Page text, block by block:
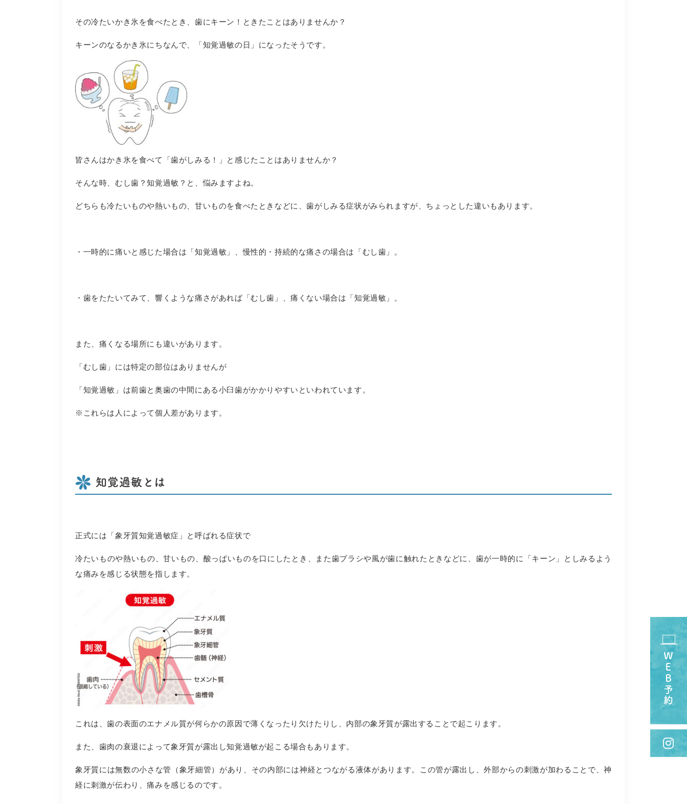
ＷＥＢ予約
その冷たいかき氷を食べたとき、歯にキーン！ときたことはありませんか？
キーンのなるかき氷にちなんで、「知覚過敏の日」になったそうです。
皆さんはかき氷を食べて「歯がしみる！」と感じたことはありませんか？
そんな時、むし歯？知覚過敏？と、悩みますよね。
どちらも冷たいものや熱いもの、甘いものを食べたときなどに、歯がしみる症状がみられますが、ちょっとした違いもあります。
・一時的に痛いと感じた場合は「知覚過敏」、慢性的・持続的な痛さの場合は「むし歯」。
・歯をたたいてみて、響くような痛さがあれば「むし歯」、痛くない場合は「知覚過敏」。
また、痛くなる場所にも違いがあります。
「むし歯」には特定の部位はありませんが
「知覚過敏」は前歯と奥歯の中間にある小臼歯がかかりやすいといわれています。
※これらは人によって個人差があります。
知覚過敏とは
正式には「象牙質知覚過敏症」と呼ばれる症状で
冷たいものや熱いもの、甘いもの、酸っぱいものを口にしたとき、また歯ブラシや風が歯に触れたときなどに、歯が一時的に「キーン」としみるよう
な痛みを感じる状態を指します。
これは、歯の表面のエナメル質が何らかの原因で薄くなったり欠けたりし、内部の象牙質が露出することで起こります。
また、歯肉の衰退によって象牙質が露出し知覚過敏が起こる場合もあります。
象牙質には無数の小さな管（象牙細管）があり、その内部には神経とつながる液体があります。この管が露出し、外部からの刺激が加わることで、神
経に刺激が伝わり、痛みを感じるのです。